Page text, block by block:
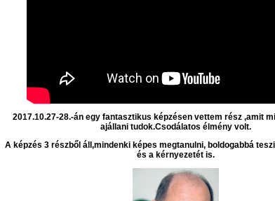
2017.10.27-28.-án egy fantasztikus képzésen vettem rész ,amit
ajállani tudok.Csodálatos élmény volt.
A képzés 3 részből áll,mindenki képes megtanulni, boldogabbá
és a kérnyezetét is.